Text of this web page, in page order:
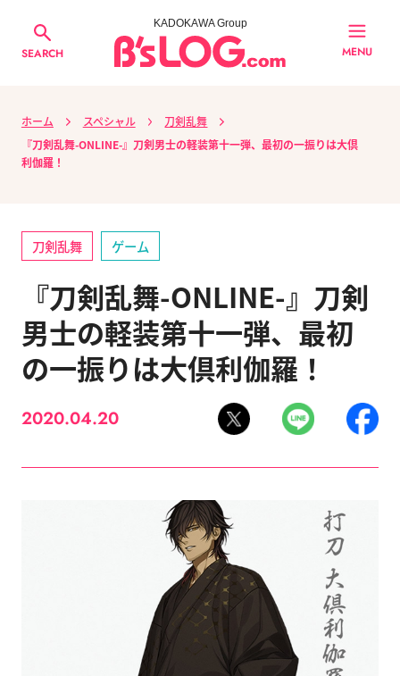
SEARCH
KADOKAWA Group
MENU
ホーム スペシャル
刀剣乱舞
『刀剣乱舞-ONLINE-』刀剣男士の軽装第十一弾、最初の一振りは大倶
利伽羅！
刀剣乱舞 ゲーム
『刀剣乱舞-ONLINE-』刀剣
男士の軽装第十一弾、最初
の一振りは大倶利伽羅！
2020.04.20